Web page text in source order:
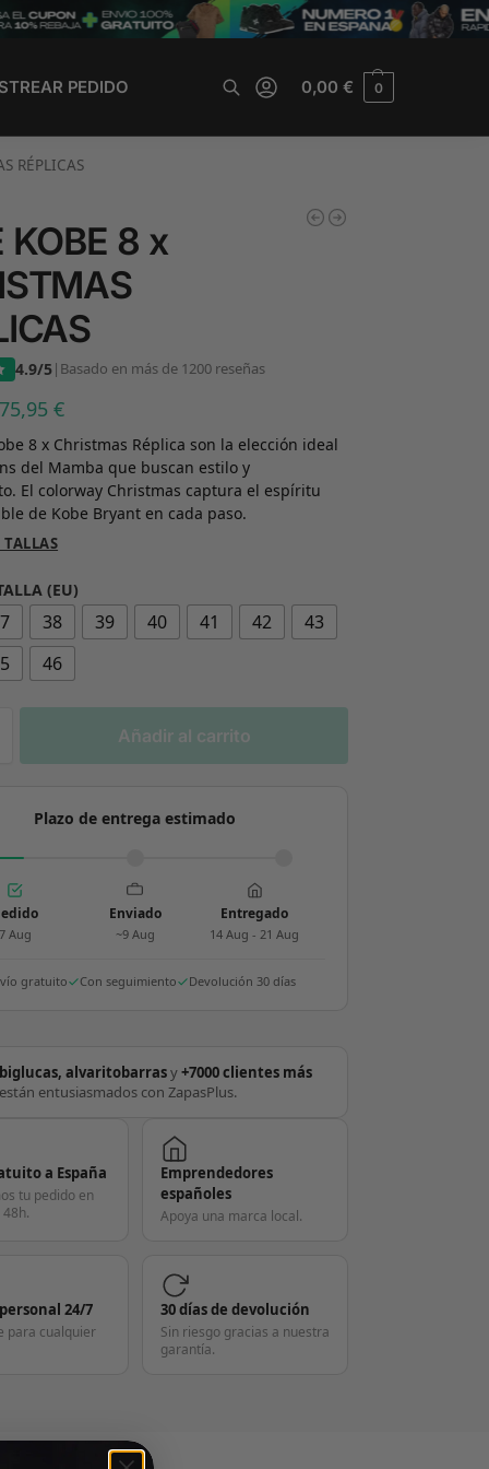
PEDIDO 0,00€ 0
RÉPLICAS
KOBE 8 x
4.9/5| Basado en más de 1200 reseñas
75,95€
8 x Christmas Réplica son la elección ideal
del Mamba que buscan estilo y
El colorway Christmas captura el espíritu
de Kobe Bryant en cada paso.
(EU)
38 39 40 41 42
43
46
Añadir al carrito
Plazo de entrega estimado
Aug
Enviado
~9 Aug
Entregado
14 Aug - 21 Aug
gratuito Con seguimiento Devolución 30 días
biglucas, alvaritobarrasy+7000 clientes más
están entusiasmados con ZapasPlus.
a España
tu pedido en
Emprendedores
españoles
Apoya una marca local.
24/7
para cualquier
30 días de devolución
Sin riesgo gracias a nuestra
garantía.